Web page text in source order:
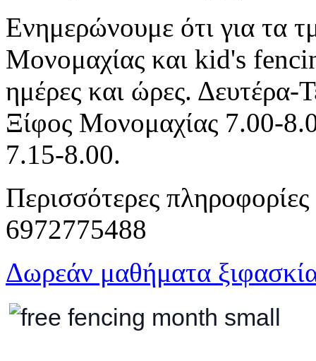
Ενημερώνουμε ότι για τα
Μονομαχίας και kid's
ημέρες και ώρες.
Ξίφος Μονομαχίας 7.00-
7.15-8.00.
Περισσότερες
6972775488
Δωρεάν μαθήματα